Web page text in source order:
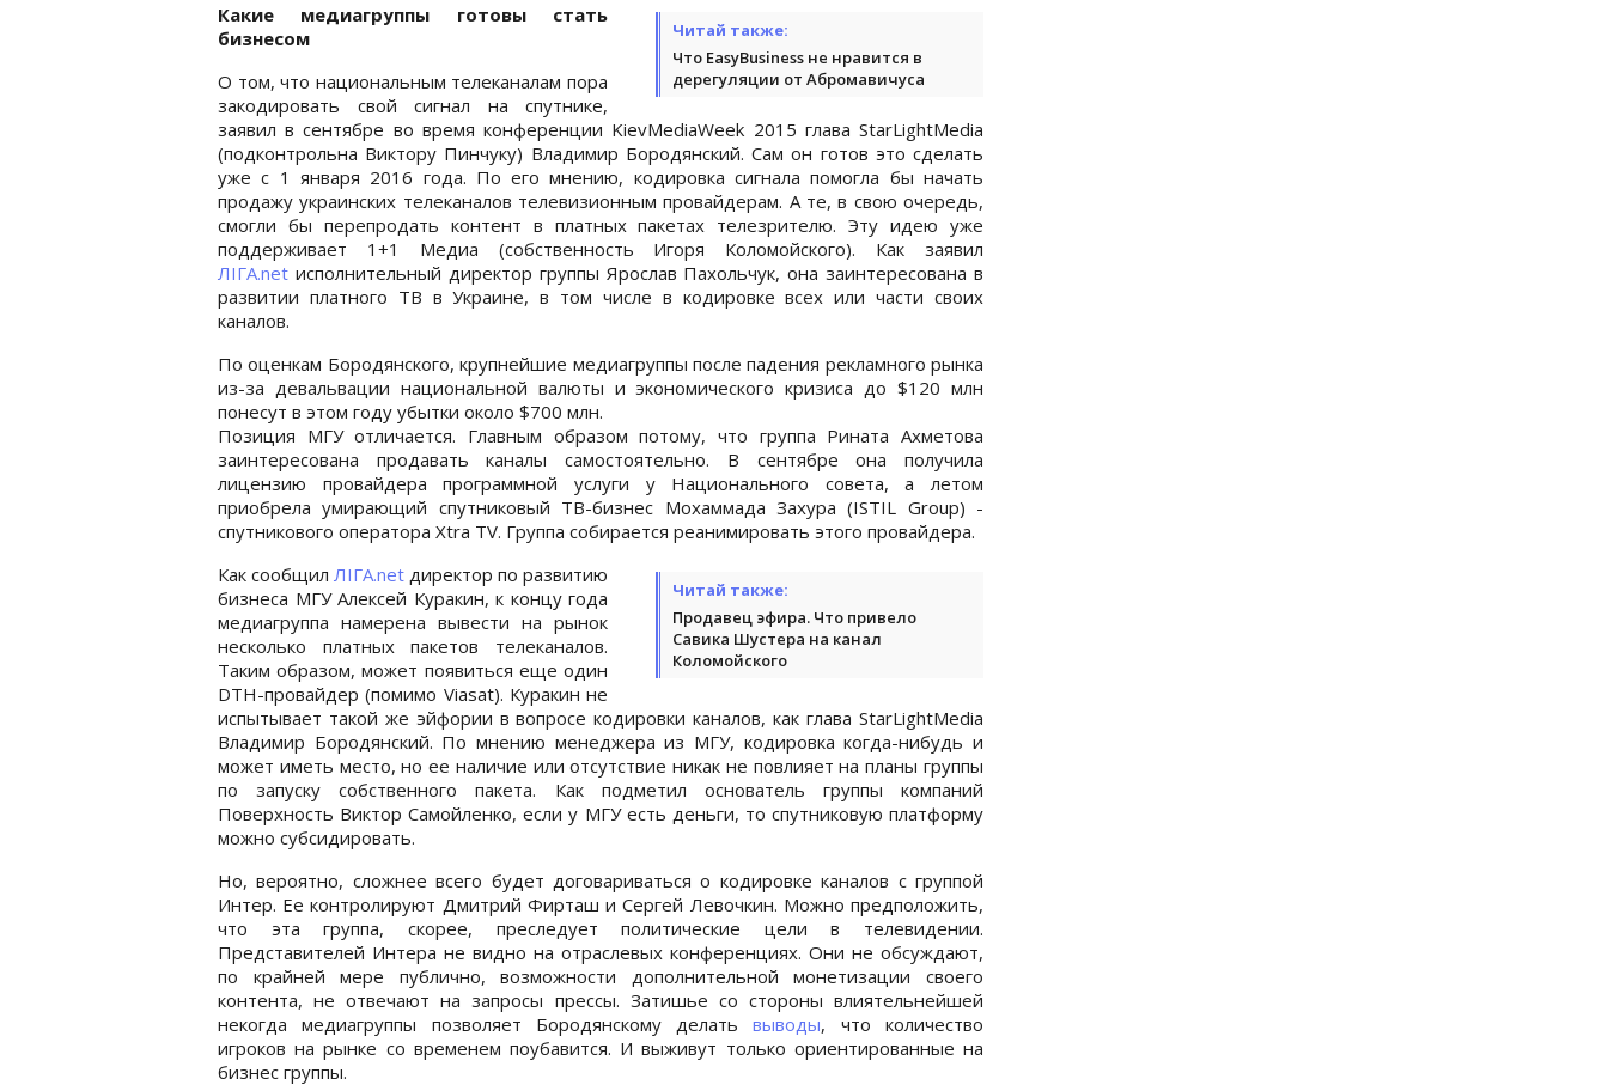
Читай также:
Что EasyBusiness не нравится в
дерегуляции от Абромавичуса
Какие медиагруппы готовы стать
бизнесом
О том, что национальным телеканалам пора
закодировать свой сигнал на спутнике,
заявил в сентябре во время конференции KievMediaWeek 2015 глава StarLightMedia
(подконтрольна Виктору Пинчуку) Владимир Бородянский. Сам он готов это сделать
уже с 1 января 2016 года. По его мнению, кодировка сигнала помогла бы начать
продажу украинских телеканалов телевизионным провайдерам. А те, в свою очередь,
смогли бы перепродать контент в платных пакетах телезрителю. Эту идею уже
поддерживает 1+1 Медиа (собственность Игоря Коломойского). Как заявил
ЛІГА.net исполнительный директор группы Ярослав Пахольчук, она заинтересована в
развитии платного ТВ в Украине, в том числе в кодировке всех или части своих
каналов.
По оценкам Бородянского, крупнейшие медиагруппы после падения рекламного рынка
из-за девальвации национальной валюты и экономического кризиса до $120 млн
понесут в этом году убытки около $700 млн.
Позиция МГУ отличается. Главным образом потому, что группа Рината Ахметова
заинтересована продавать каналы самостоятельно. В сентябре она получила
лицензию провайдера программной услуги у Национального совета, а летом
приобрела умирающий спутниковый ТВ-бизнес Мохаммада Захура (ISTIL Group) -
спутникового оператора Xtra TV. Группа собирается реанимировать этого провайдера.
Читай также:
Продавец эфира. Что привело
Савика Шустера на канал
Коломойского
Как сообщил ЛІГА.net директор по развитию
бизнеса МГУ Алексей Куракин, к концу года
медиагруппа намерена вывести на рынок
несколько платных пакетов телеканалов.
Таким образом, может появиться еще один
DTH-провайдер (помимо Viasat). Куракин не
испытывает такой же эйфории в вопросе кодировки каналов, как глава StarLightMedia
Владимир Бородянский. По мнению менеджера из МГУ, кодировка когда-нибудь и
может иметь место, но ее наличие или отсутствие никак не повлияет на планы группы
по запуску собственного пакета. Как подметил основатель группы компаний
Поверхность Виктор Самойленко, если у МГУ есть деньги, то спутниковую платформу
можно субсидировать.
Но, вероятно, сложнее всего будет договариваться о кодировке каналов с группой
Интер. Ее контролируют Дмитрий Фирташ и Сергей Левочкин. Можно предположить,
что эта группа, скорее, преследует политические цели в телевидении.
Представителей Интера не видно на отраслевых конференциях. Они не обсуждают,
по крайней мере публично, возможности дополнительной монетизации своего
контента, не отвечают на запросы прессы. Затишье со стороны влиятельнейшей
некогда медиагруппы позволяет Бородянскому делатьвыводы, что количество
игроков на рынке со временем поубавится. И выживут только ориентированные на
бизнес группы.